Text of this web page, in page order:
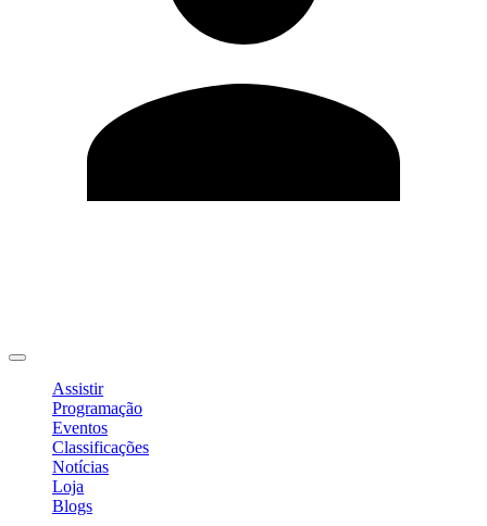
Assistir
Programação
Eventos
Classificações
Notícias
Loja
Blogs